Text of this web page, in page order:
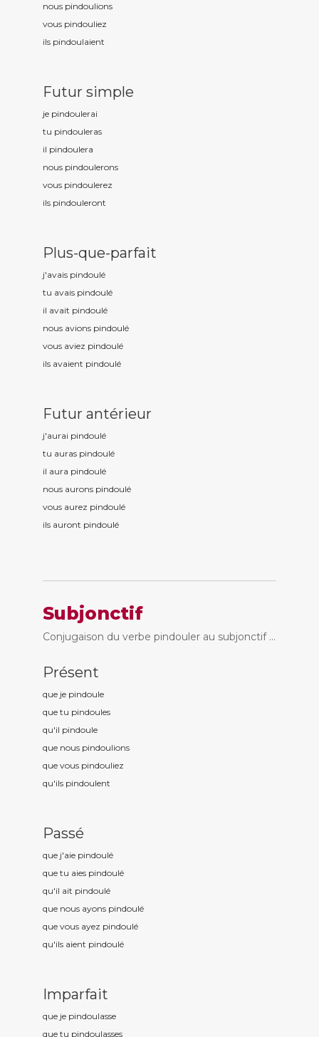
nous pindoulions
vous pindouliez
ils pindoulaient
Futur simple
je pindoulerai
tu pindouleras
il pindoulera
nous pindoulerons
vous pindoulerez
ils pindouleront
Plus-que-parfait
j'avais pindoulé
tu avais pindoulé
il avait pindoulé
nous avions pindoulé
vous aviez pindoulé
ils avaient pindoulé
Futur antérieur
j'aurai pindoulé
tu auras pindoulé
il aura pindoulé
nous aurons pindoulé
vous aurez pindoulé
ils auront pindoulé
Subjonctif
Conjugaison du verbe pindouler au subjonctif ...
Présent
que je pindoule
que tu pindoules
qu'il pindoule
que nous pindoulions
que vous pindouliez
qu'ils pindoulent
Passé
que j'aie pindoulé
que tu aies pindoulé
qu'il ait pindoulé
que nous ayons pindoulé
que vous ayez pindoulé
qu'ils aient pindoulé
Imparfait
que je pindoulasse
que tu pindoulasses